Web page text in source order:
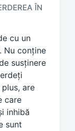
ÎN
cu un
Nu conține
susținere
are
care
inhibă
sunt